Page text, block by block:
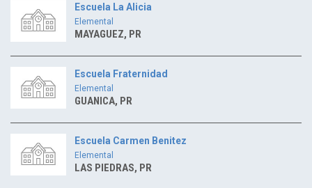
Escuela La Alicia
Elemental
MAYAGUEZ, PR
Escuela Fraternidad
Elemental
GUANICA, PR
Escuela Carmen Benitez
Elemental
LAS PIEDRAS, PR